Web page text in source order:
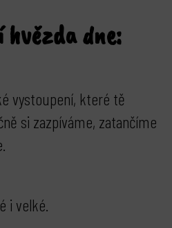
dne:
vystoupení, které tě
si zazpíváme, zatančíme
i velké.